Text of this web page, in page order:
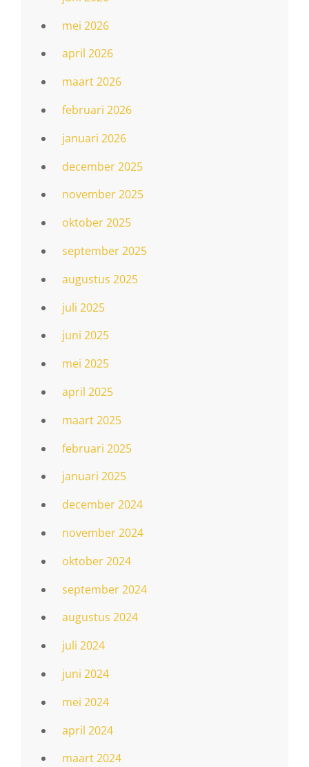
mei 2026
april 2026
maart 2026
februari 2026
januari 2026
december 2025
november 2025
oktober 2025
september 2025
augustus 2025
juli 2025
juni 2025
mei 2025
april 2025
maart 2025
februari 2025
januari 2025
december 2024
november 2024
oktober 2024
september 2024
augustus 2024
juli 2024
juni 2024
mei 2024
april 2024
maart 2024